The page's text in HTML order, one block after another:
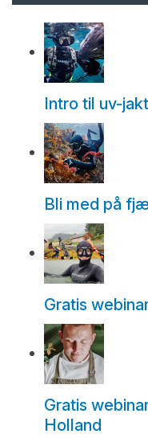
Intro til uv-
Bli med på
Gratis
Gratis
Holland